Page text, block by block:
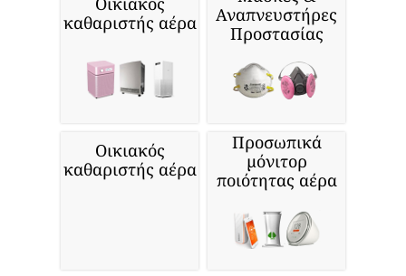
καθαριστής αέρα
Αναπνευστήρες
Προστασίας
Οικιακός
καθαριστής αέρα
Προσωπικά
μόνιτορ
ποιότητας αέρα